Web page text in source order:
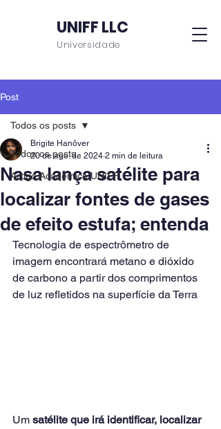
UNIFF LLC
Universidade
Post
Todos os posts
Artigo Acadêmico UNIFF
Todos os posts
Nasa lança satélite para
localizar fontes de gases
de efeito estufa; entenda
Brigite Hanôver
20 de ago. de 2024 2 min de leitura
Tecnologia de espectrômetro de
imagem encontrará metano e dióxido
de carbono a partir dos comprimentos
de luz refletidos na superfície da Terra
Um satélite que irá identificar, localizar